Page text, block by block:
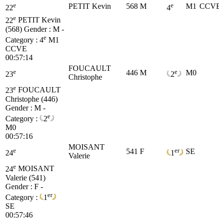
22e PETIT Kevin 568 M 4e M1
22e PETIT Kevin
(568) Gender : M -
Category : 4e M1
CCVE
00:57:14
23e
FOUCAULT
Christophe
446 M 2e M0
23e FOUCAULT
Christophe (446)
Gender : M -
Category :
2e
M0
00:57:16
24e
MOISANT
Valerie
541 F 1 er SE
24e MOISANT
Valerie (541)
Gender : F -
Category :
1 er
SE
00:57:46